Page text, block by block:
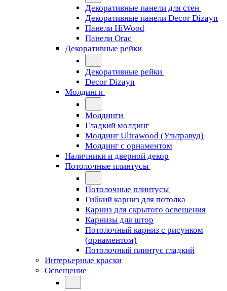
Декоративные панели для стен
Декоративные панели Decor Dizayn
Панели HiWood
Панели Orac
Декоративные рейки
Декоративные рейки
Decor Dizayn
Молдинги
Молдинги
Гладкий молдинг
Молдинг Ultrawood (Ультравуд)
Молдинг с орнаментом
Наличники и дверной декор
Потолочные плинтусы
Потолочные плинтусы
Гибкий карниз для потолка
Карниз для скрытого освещения
Карнизы для штор
Потолочный карниз с рисунком
(орнаментом)
Потолочный плинтус гладкий
Интерьерные краски
Освещение